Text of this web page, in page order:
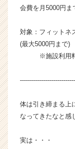
会費を月5000円ま
対象：フィットネ
(最大5000円ま
※施設利用料
体は引き締まる上
なってきたなと感
実は・・・